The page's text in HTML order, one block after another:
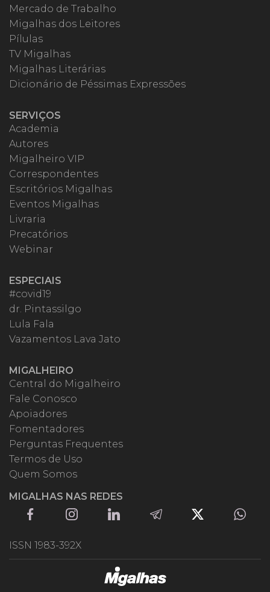
Mercado de Trabalho
Migalhas dos Leitores
Pílulas
TV Migalhas
Migalhas Literárias
Dicionário de Péssimas Expressões
SERVIÇOS
Academia
Autores
Migalheiro VIP
Correspondentes
Escritórios Migalhas
Eventos Migalhas
Livraria
Precatórios
Webinar
ESPECIAIS
#covid19
dr. Pintassilgo
Lula Fala
Vazamentos Lava Jato
MIGALHEIRO
Central do Migalheiro
Fale Conosco
Apoiadores
Fomentadores
Perguntas Frequentes
Termos de Uso
Quem Somos
MIGALHAS NAS REDES
ISSN 1983-392X